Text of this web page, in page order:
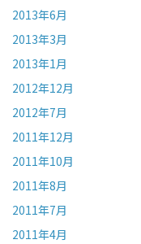
2013年6月
2013年3月
2013年1月
2012年12月
2012年7月
2011年12月
2011年10月
2011年8月
2011年7月
2011年4月